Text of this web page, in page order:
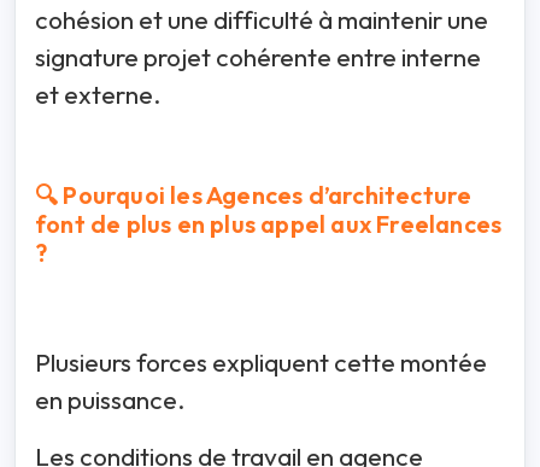
cohésion et une difficulté à maintenir une
signature projet cohérente entre interne
et externe.
🔍 Pourquoi les Agences d’architecture
font de plus en plus appel aux Freelances
?
Plusieurs forces expliquent cette montée
en puissance.
Les conditions de travail en agence